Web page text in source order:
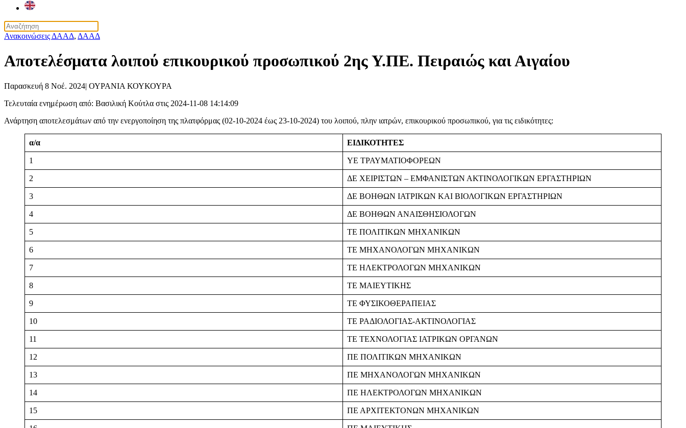
Ανακοινώσεις ΔΑΑΔ, ΔΑΑΔ
Αποτελέσματα λοιπού επικουρικού προσωπικού 2ης Υ.ΠΕ. Πειραιώς και Αιγαίου
Παρασκευή 8 Νοέ. 2024| ΟΥΡΑΝΙΑ ΚΟΥΚΟΥΡΑ
Τελευταία ενημέρωση από: Βασιλική Κούτλα στις 2024-11-08 14:14:09
Ανάρτηση αποτελεσμάτων από την ενεργοποίηση της πλατφόρμας (02-10-2024 έως 23-10-2024) του λοιπού, πλην ιατρών, επικουρικού προσωπικού, για τις ειδικότητες:
α/α ΕΙΔΙΚΟΤΗΤΕΣ
1 ΥΕ ΤΡΑΥΜΑΤΙΟΦΟΡΕΩΝ
2 ΔΕ ΧΕΙΡΙΣΤΩΝ – ΕΜΦΑΝΙΣΤΩΝ ΑΚΤΙΝΟΛΟΓΙΚΩΝ ΕΡΓΑΣΤΗΡΙΩΝ
3 ΔΕ ΒΟΗΘΩΝ ΙΑΤΡΙΚΩΝ ΚΑΙ ΒΙΟΛΟΓΙΚΩΝ ΕΡΓΑΣΤΗΡΙΩΝ
4 ΔΕ ΒΟΗΘΩΝ ΑΝΑΙΣΘΗΣΙΟΛΟΓΩΝ
5 ΤΕ ΠΟΛΙΤΙΚΩΝ ΜΗΧΑΝΙΚΩΝ
6 ΤΕ ΜΗΧΑΝΟΛΟΓΩΝ ΜΗΧΑΝΙΚΩΝ
7 ΤΕ ΗΛΕΚΤΡΟΛΟΓΩΝ ΜΗΧΑΝΙΚΩΝ
8 ΤΕ ΜΑΙΕΥΤΙΚΗΣ
9 ΤΕ ΦΥΣΙΚΟΘΕΡΑΠΕΙΑΣ
10 ΤΕ ΡΑΔΙΟΛΟΓΙΑΣ-ΑΚΤΙΝΟΛΟΓΙΑΣ
11 ΤΕ ΤΕΧΝΟΛΟΓΙΑΣ ΙΑΤΡΙΚΩΝ ΟΡΓΑΝΩΝ
12 ΠΕ ΠΟΛΙΤΙΚΩΝ ΜΗΧΑΝΙΚΩΝ
13 ΠΕ ΜΗΧΑΝΟΛΟΓΩΝ ΜΗΧΑΝΙΚΩΝ
14 ΠΕ ΗΛΕΚΤΡΟΛΟΓΩΝ ΜΗΧΑΝΙΚΩΝ
15 ΠΕ ΑΡΧΙΤΕΚΤΟΝΩΝ ΜΗΧΑΝΙΚΩΝ